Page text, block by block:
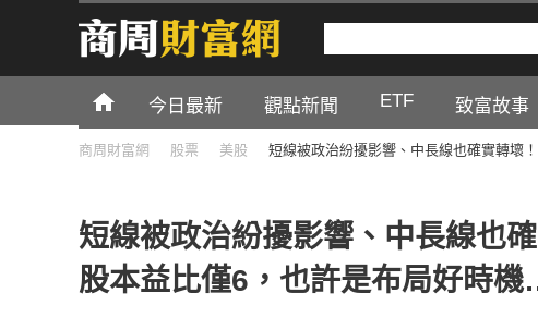
今日最新 觀點新聞 ETF 致富故事
商周財富網 股票 美股 短線被政治紛擾影響、中長線也確實轉壞
短線被政治紛擾影響、中長線也
股本益比僅6，也許是布局好時